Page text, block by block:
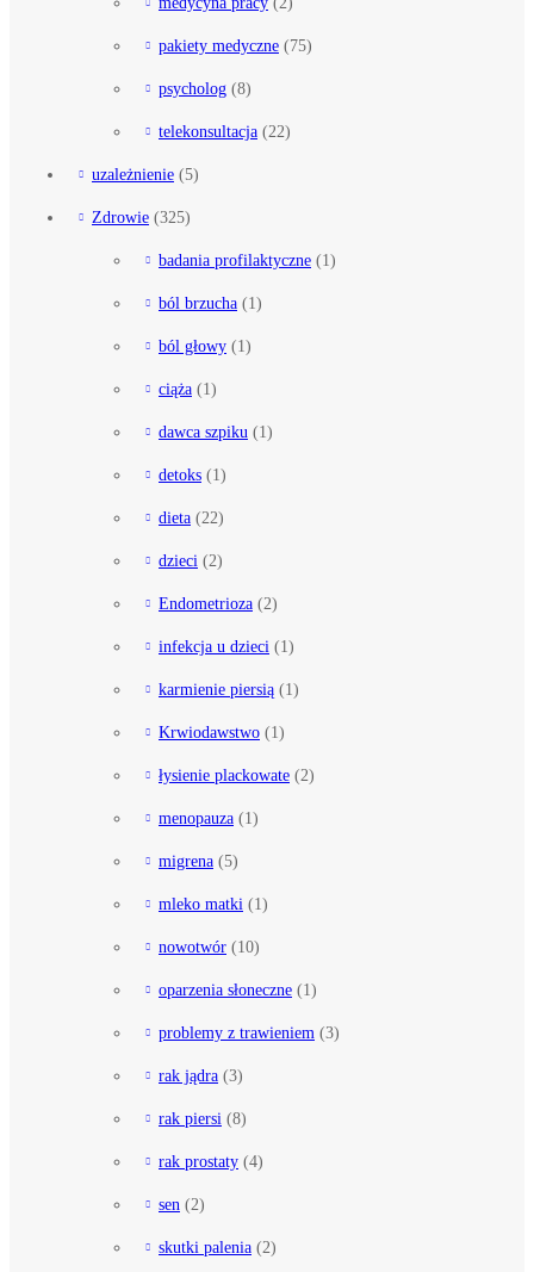
pakiety medyczne (75)
psycholog (8)
telekonsultacja (22)
uzależnienie (5)
Zdrowie (325)
badania profilaktyczne (1)
ból brzucha (1)
ból głowy (1)
ciąża (1)
dawca szpiku (1)
detoks (1)
dieta (22)
dzieci (2)
Endometrioza (2)
infekcja u dzieci (1)
karmienie piersią (1)
Krwiodawstwo (1)
łysienie plackowate (2)
menopauza (1)
migrena (5)
mleko matki (1)
nowotwór (10)
oparzenia słoneczne (1)
problemy z trawieniem (3)
rak jądra (3)
rak piersi (8)
rak prostaty (4)
sen (2)
skutki palenia (2)